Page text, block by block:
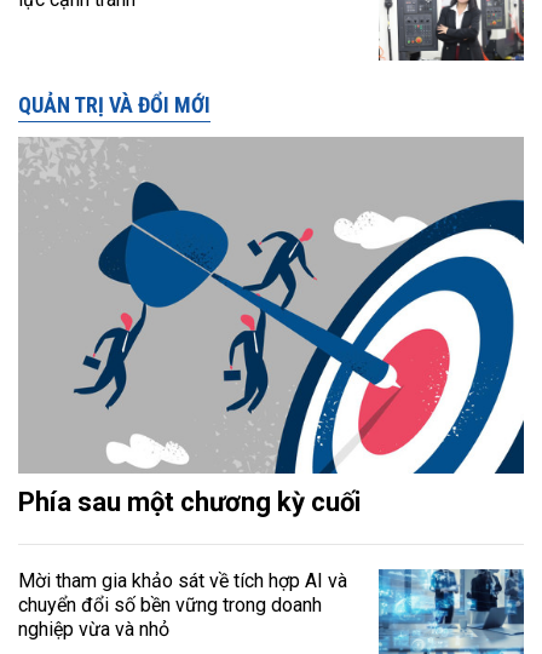
QUẢN TRỊ VÀ ĐỔI MỚI
Phía sau một chương kỳ cuối
Mời tham gia khảo sát về tích hợp AI và
chuyển đổi số bền vững trong doanh
nghiệp vừa và nhỏ